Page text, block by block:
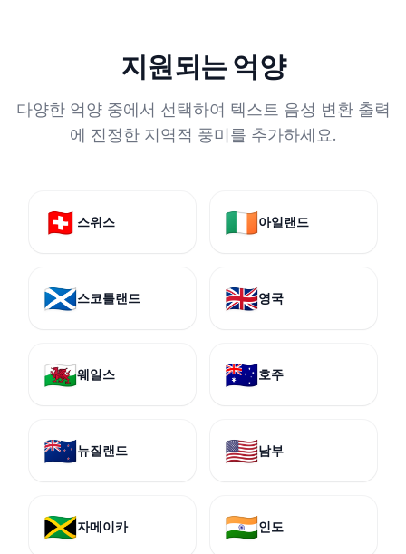
지원되는 억양
다양한 억양 중에서 선택하여 텍스트 음성 변환 출력
에 진정한 지역적 풍미를 추가하세요.
🇨🇭 스위스 🇮🇪아일랜드
🏴󠁧󠁢󠁳󠁣󠁴󠁿스코틀랜드 🇬🇧영국
🏴󠁧󠁢󠁷󠁬󠁳󠁿웨일스 🇦🇺호주
🇳🇿뉴질랜드 🇺🇸남부
🇯🇲자메이카 🇮🇳인도